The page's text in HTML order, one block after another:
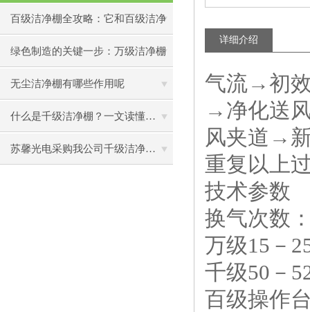
百级洁净棚全攻略：它和百级洁净
室到底有什么区别？
绿色制造的关键一步：万级洁净棚
助力环保型半导体产业发展
无尘洁净棚有哪些作用呢
什么是千级洁净棚？一文读懂其结构特点与局部净化优势
苏馨光电采购我公司千级洁净棚普通工作台一批（7月07日）已顺利交货
详细介绍
气流→初
→净化送
风夹道→
重复以上
技术参数
换气次数
万级15－
千级50－
百级操作